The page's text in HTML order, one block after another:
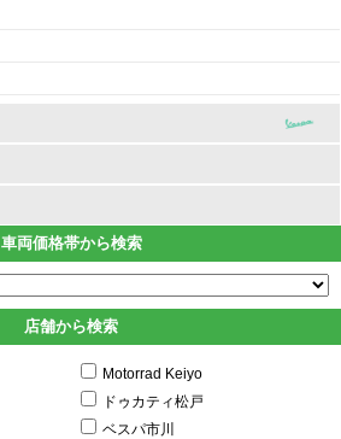
車両価格帯から検索
店舗から検索
Motorrad Keiyo
ドゥカティ松戸
ベスパ市川